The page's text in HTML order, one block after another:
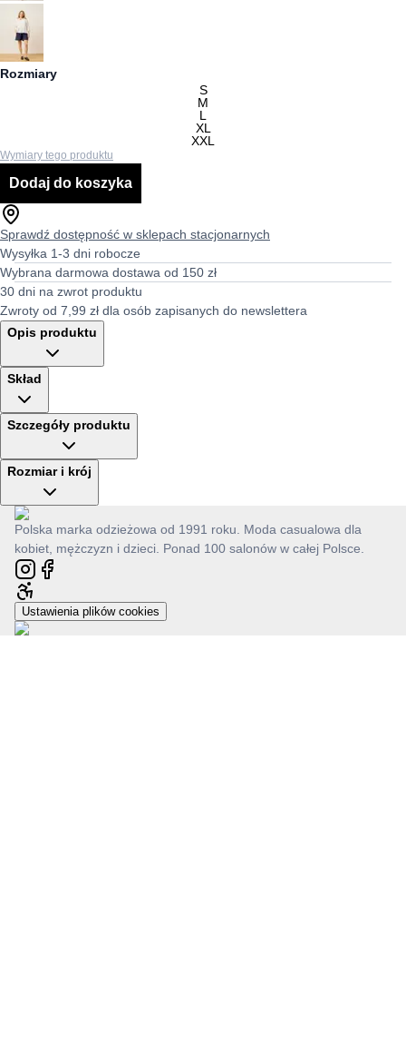
Rozmiary
S
M
L
XL
XXL
Wymiary tego produktu
Dodaj do koszyka
Sprawdź dostępność w sklepach stacjonarnych
Wysyłka 1-3 dni robocze
Wybrana darmowa dostawa od 150 zł
30 dni na zwrot produktu
Zwroty od 7,99 zł dla osób zapisanych do newslettera
Opis produktu
Skład
Szczegóły produktu
Rozmiar i krój
Polska marka odzieżowa od 1991 roku. Moda casualowa dla
kobiet, mężczyzn i dzieci. Ponad 100 salonów w całej Polsce.
Ustawienia plików cookies